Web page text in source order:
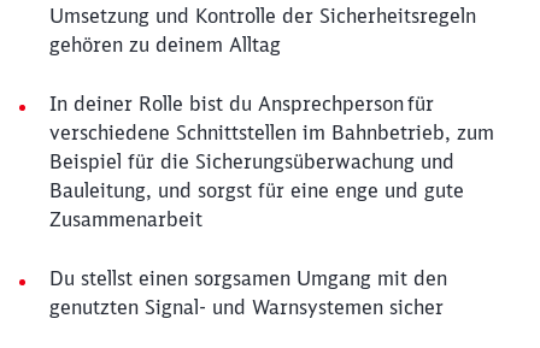
Umsetzung und Kontrolle der Sicherheitsregeln
gehören zu deinem Alltag
In deiner Rolle bist du Ansprechperson für
verschiedene Schnittstellen im Bahnbetrieb, zum
Beispiel für die Sicherungsüberwachung und
Bauleitung, und sorgst für eine enge und gute
Zusammenarbeit
Du stellst einen sorgsamen Umgang mit den
genutzten Signal- und Warnsystemen sicher